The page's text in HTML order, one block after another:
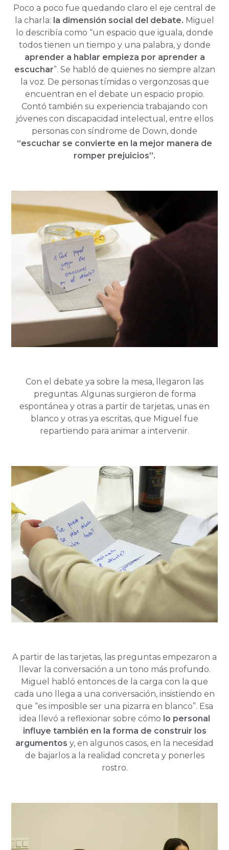
Poco a poco fue quedando claro el eje central de
la charla: la dimensión social del debate. Miguel
lo describía como “un espacio que iguala, donde
todos tienen un tiempo y una palabra, y donde
aprender a hablar empieza por aprender a
escuchar”. Se habló de quienes no siempre alzan
la voz. De personas tímidas o vergonzosas que
encuentran en el debate un espacio propio.
Contó también su experiencia trabajando con
jóvenes con discapacidad intelectual, entre ellos
personas con síndrome de Down, donde
“escuchar se convierte en la mejor manera de
romper prejuicios”.
Con el debate ya sobre la mesa, llegaron las
preguntas. Algunas surgieron de forma
espontánea y otras a partir de tarjetas, unas en
blanco y otras ya escritas, que Miguel fue
repartiendo para animar a intervenir.
A partir de las tarjetas, las preguntas empezaron a
llevar la conversación a un tono más profundo.
Miguel habló entonces de la carga con la que
cada uno llega a una conversación, insistiendo en
que “es imposible ser una pizarra en blanco”. Esa
idea llevó a reflexionar sobre cómo lo personal
influye también en la forma de construir los
argumentos y, en algunos casos, en la necesidad
de bajarlos a la realidad concreta y ponerles
rostro.